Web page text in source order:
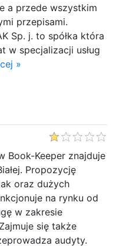
a przede wszystkim
przepisami.
Sp. j. to spółka która
w specjalizacji usług
»
Book-Keeper znajduje
Propozycję
oraz dużych
na rynku od
w zakresie
się także
audyty.